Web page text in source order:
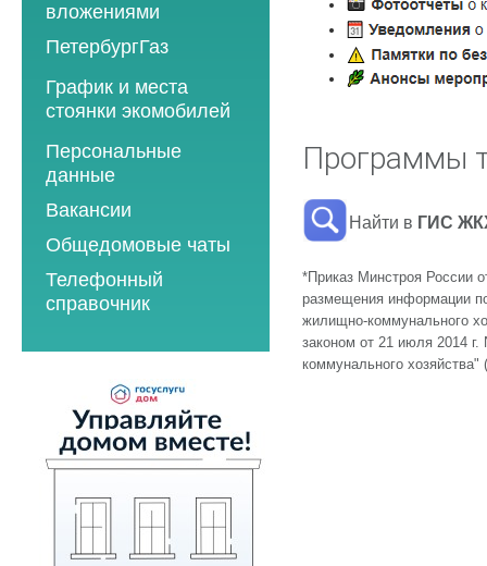
2014 год
2015 год
2016 год
2017 год
2018 год
2021 год
2022 год
2025 год
2026 год
Мероприятия по
энергосбережению
2019 год
вложениями
ПетербургГаз
2018 год
2019 год
2020 год
2021 год
2022 год
2023 год
2024 год
График и места
стоянки экомобилей
2019 год
2020 год
2021 год
2022 год
2023 год
2024 год
2025 год
2026 год
Персональные
данные
Вакансии
Общедомовые чаты
Телефонный
справочник
Программы
Найти в ГИС
*Приказ Минстроя России
размещения информации
жилищно-коммунального
законом от 21 июля 2014
коммунального